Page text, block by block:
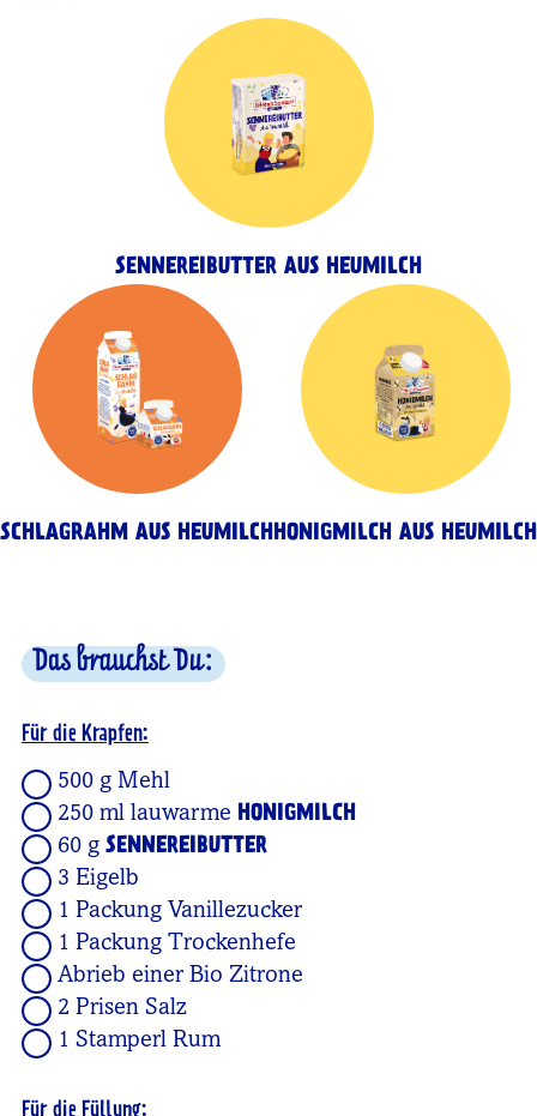
SENNEREIBUTTER AUS HEUMILCH
SCHLAGRAHM AUS HEUMILCHHONIGMILCH AUS HEUMILCH
Das brauchst Du:
Für die Krapfen:
500 g Mehl
250 ml lauwarme HONIGMILCH
60 g SENNEREIBUTTER
3 Eigelb
1 Packung Vanillezucker
1 Packung Trockenhefe
Abrieb einer Bio Zitrone
2 Prisen Salz
1 Stamperl Rum